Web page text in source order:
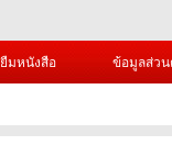
มหนังสือ ข้อมูลส่ว